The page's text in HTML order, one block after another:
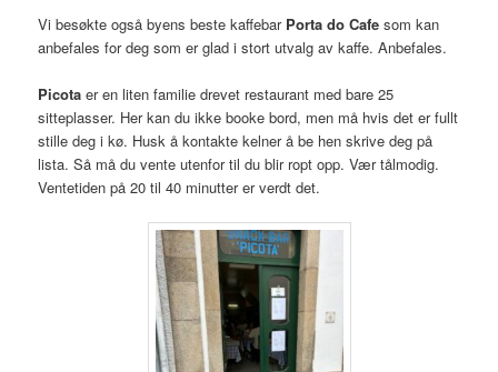
Vi besøkte også byens beste kaffebar Porta do Cafe som kan
anbefales for deg som er glad i stort utvalg av kaffe. Anbefales.
Picotaer en liten familie drevet restaurant med bare 25
sitteplasser. Her kan du ikke booke bord, men må hvis det er fullt
stille deg i kø. Husk å kontakte kelner å be hen skrive deg på
lista. Så må du vente utenfor til du blir ropt opp. Vær tålmodig.
Ventetiden på 20 til 40 minutter er verdt det.